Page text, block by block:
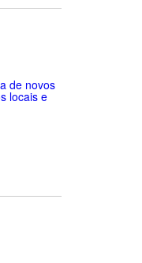
de novos
locais e